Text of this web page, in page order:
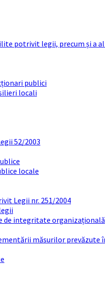
potrivit legii, precum și a
publici
locali
52/2003
locale
Legii nr. 251/2004
de integritate organizațională
măsurilor prevăzute